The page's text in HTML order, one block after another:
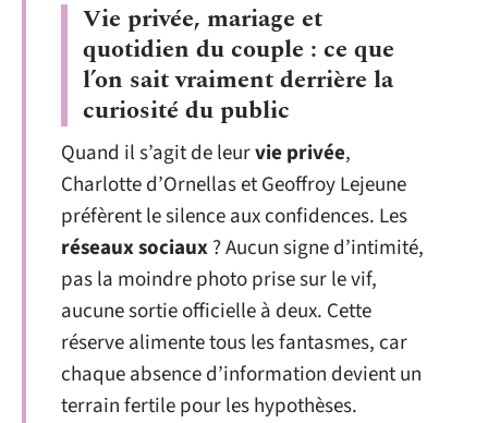
Vie privée, mariage et
quotidien du couple : ce que
l’on sait vraiment derrière la
curiosité du public
Quand il s’agit de leurvie privée,
Charlotte d’Ornellas et Geoffroy Lejeune
préfèrent le silence aux confidences. Les
réseaux sociaux? Aucun signe d’intimité,
pas la moindre photo prise sur le vif,
aucune sortie officielle à deux. Cette
réserve alimente tous les fantasmes, car
chaque absence d’information devient un
terrain fertile pour les hypothèses.